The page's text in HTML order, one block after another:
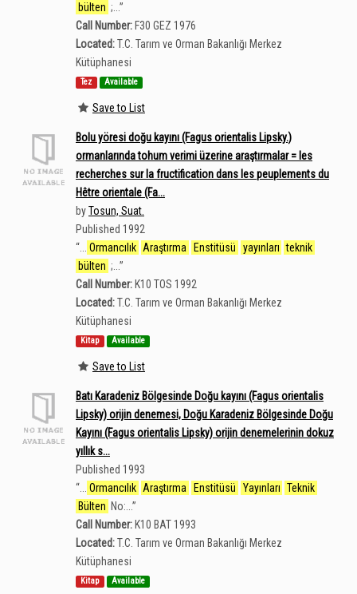
bülten ;... ”
Call Number: F30 GEZ 1976
Located:T.C. Tarım ve Orman Bakanlığı Merkez
Kütüphanesi
Tez Available
Save to List
Bolu yöresi doğu kayını (Fagus orientalis Lipsky.)
ormanlarında tohum verimi üzerine araştırmalar = les
recherches sur la fructification dans les peuplements du
Hêtre orientale (Fa...
byTosun, Suat.
Published 1992
“
Ormancılık Araştırma Enstitüsü yayınları teknik
bülten ;... ”
Call Number: K10 TOS 1992
Located:T.C. Tarım ve Orman Bakanlığı Merkez
Kütüphanesi
Kitap Available
Save to List
Batı Karadeniz Bölgesinde Doğu kayını (Fagus orientalis
Lipsky) orijin denemesi, Doğu Karadeniz Bölgesinde Doğu
Kayını (Fagus orientalis Lipsky) orijin denemelerinin dokuz
yıllık s...
Published 1993
“
Ormancılık Araştırma Enstitüsü Yayınları Teknik
Bülten No:... ”
Call Number: K10 BAT 1993
Located:T.C. Tarım ve Orman Bakanlığı Merkez
Kütüphanesi
Kitap Available